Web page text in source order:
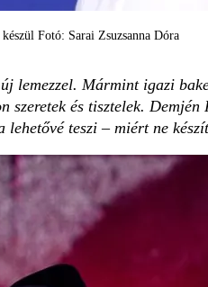
Fotó: Sarai Zsuzsanna Dóra
lemezzel. Mármint igazi
szeretek és tisztelek.
teszi – miért ne